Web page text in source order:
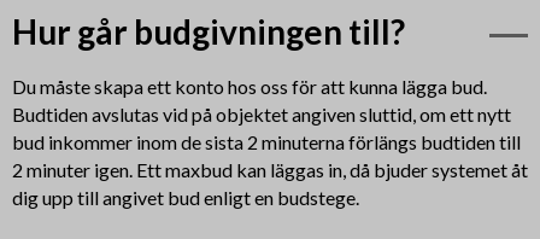
Hur går budgivningen till?
Du måste skapa ett konto hos oss för att kunna lägga bud.
Budtiden avslutas vid på objektet angiven sluttid, om ett nytt
bud inkommer inom de sista 2 minuterna förlängs budtiden till
2 minuter igen. Ett maxbud kan läggas in, då bjuder systemet åt
dig upp till angivet bud enligt en budstege.